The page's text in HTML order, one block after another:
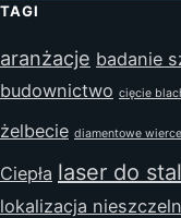
TAGI
aranżacje badanie
budownictwo cięcie
żelbecie diamentowe
Ciepła laser do
lokalizacja